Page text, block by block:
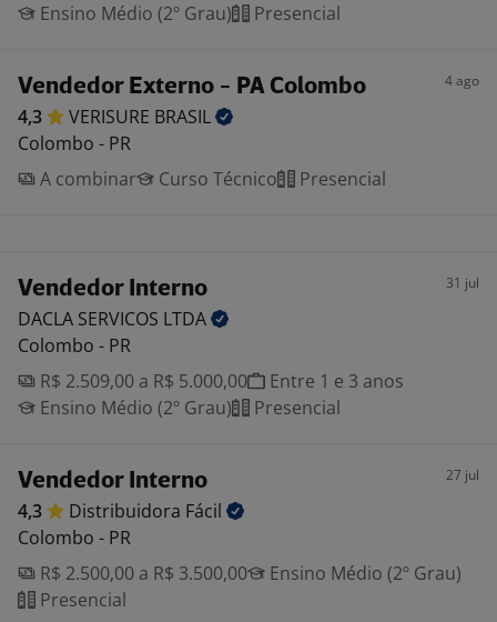
Ensino Médio (2º Grau)
Presencial
Vendedor Externo - PA Colombo 4 ago
4,3 VERISURE BRASIL
Colombo - PR
A combinar
Curso Técnico Presencial
Vendedor Interno 31 jul
DACLA SERVICOS LTDA
Colombo - PR
R$ 2.509,00 a R$ 5.000,00
Entre 1 e 3 anos
Ensino Médio (2º Grau)
Presencial
Vendedor Interno 27 jul
4,3 Distribuidora Fácil
Colombo - PR
R$ 2.500,00 a R$ 3.500,00
Ensino Médio (2º Grau)
Presencial